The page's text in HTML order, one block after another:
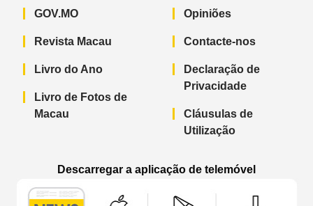
GOV.MO
Revista Macau
Livro do Ano
Livro de Fotos de
Macau
Opiniões
Contacte-nos
Declaração de
Privacidade
Cláusulas de
Utilização
Descarregar a aplicação de telemóvel